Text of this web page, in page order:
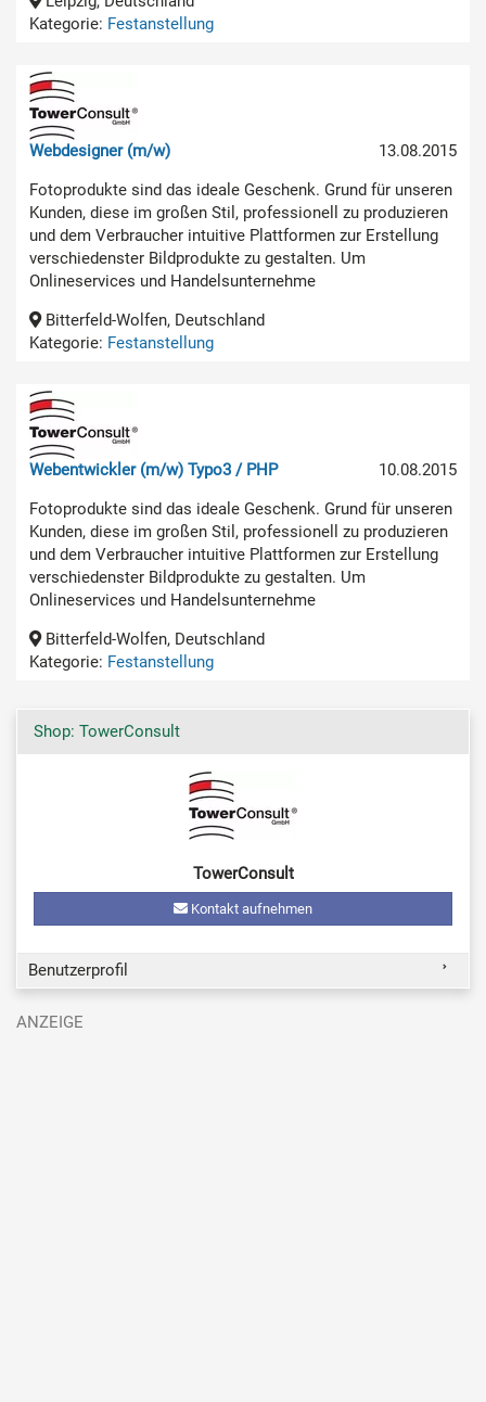
Kategorie: Festanstellung
13.08.2015
Webdesigner (m/w)
Fotoprodukte sind das ideale Geschenk. Grund für unseren
Kunden, diese im großen Stil, professionell zu produzieren
und dem Verbraucher intuitive Plattformen zur Erstellung
verschiedenster Bildprodukte zu gestalten. Um
Onlineservices und Handelsunternehme
Bitterfeld-Wolfen, Deutschland
Kategorie: Festanstellung
10.08.2015
Webentwickler (m/w) Typo3 / PHP
Fotoprodukte sind das ideale Geschenk. Grund für unseren
Kunden, diese im großen Stil, professionell zu produzieren
und dem Verbraucher intuitive Plattformen zur Erstellung
verschiedenster Bildprodukte zu gestalten. Um
Onlineservices und Handelsunternehme
Bitterfeld-Wolfen, Deutschland
Kategorie: Festanstellung
Shop: TowerConsult
TowerConsult
Kontakt aufnehmen
Benutzerprofil